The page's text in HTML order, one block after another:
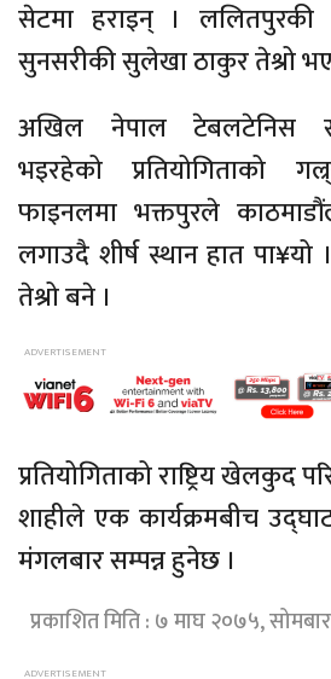
सेटमा हराइन् । ललितपुरकी
सुनसरीकी सुलेखा ठाकुर तेश्रो
अखिल नेपाल टेबलटेनिस
भइरहेको प्रतियोगिताको
फाइनलमा भक्तपुरले
लगाउदै शीर्ष स्थान हात
तेश्रो बने ।
प्रतियोगिताको राष्ट्रिय खेलकुद
शाहीले एक कार्यक्रमबीच
मंगलबार सम्पन्न हुनेछ ।
प्रकाशित मिति : ७ माघ २०७५,